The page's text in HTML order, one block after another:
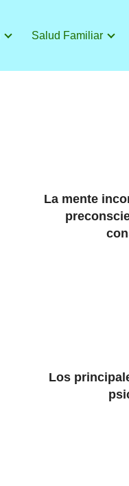
Salud Familiar
La mente
Los